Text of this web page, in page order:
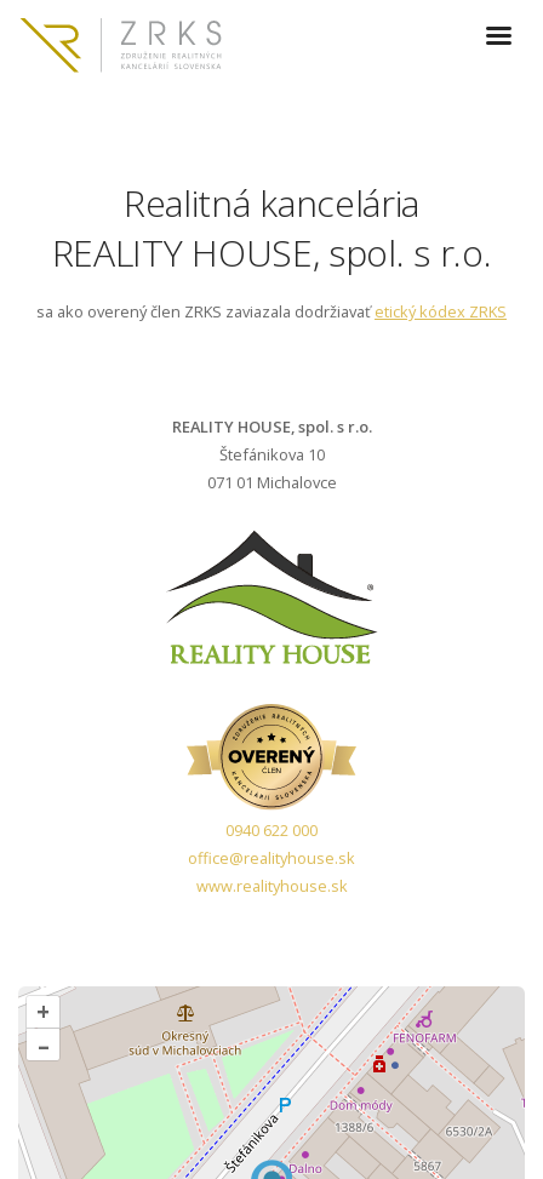
Realitná kancelária
REALITY HOUSE, spol. s r.o.
sa ako overený člen ZRKS zaviazala dodržiavaťetický kódex ZRKS
REALITY HOUSE, spol. s r.o.
Štefánikova 10
071 01 Michalovce
0940 622 000
office@realityhouse.sk
www.realityhouse.sk
+
–